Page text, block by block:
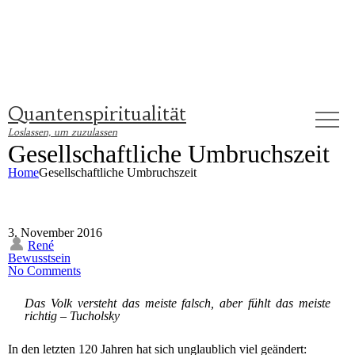
Quantenspiritualität
Gesellschaftliche Umbruchszeit
HomeGesellschaftliche Umbruchszeit
3. November 2016
René
Bewusstsein
No Comments
Das Volk versteht das meiste falsch, aber fühlt das meiste
richtig – Tucholsky
In den letzten 120 Jahren hat sich unglaublich viel geändert: